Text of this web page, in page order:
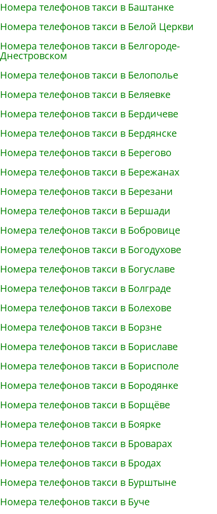
Номера телефонов такси в Баштанке
Номера телефонов такси в Белой Церкви
Номера телефонов такси в Белгороде-
Днестровском
Номера телефонов такси в Белополье
Номера телефонов такси в Беляевке
Номера телефонов такси в Бердичеве
Номера телефонов такси в Бердянске
Номера телефонов такси в Берегово
Номера телефонов такси в Бережанах
Номера телефонов такси в Березани
Номера телефонов такси в Бершади
Номера телефонов такси в Бобровице
Номера телефонов такси в Богодухове
Номера телефонов такси в Богуславе
Номера телефонов такси в Болграде
Номера телефонов такси в Болехове
Номера телефонов такси в Борзне
Номера телефонов такси в Бориславе
Номера телефонов такси в Борисполе
Номера телефонов такси в Бородянке
Номера телефонов такси в Борщёве
Номера телефонов такси в Боярке
Номера телефонов такси в Броварах
Номера телефонов такси в Бродах
Номера телефонов такси в Бурштыне
Номера телефонов такси в Буче